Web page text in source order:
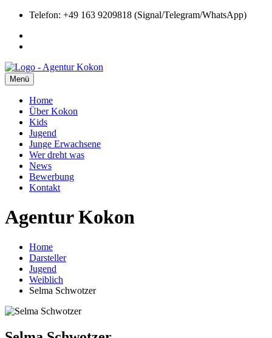
Telefon: +49 163 9209818 (Signal/Telegram/WhatsApp)
Menü
Home
Über Kokon
Kids
Jugend
Junge Erwachsene
Wer dreht was
News
Bewerbung
Kontakt
Agentur Kokon
Home
Darsteller
Jugend
Weiblich
Selma Schwotzer